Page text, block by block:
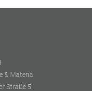
& Material
Straße 5